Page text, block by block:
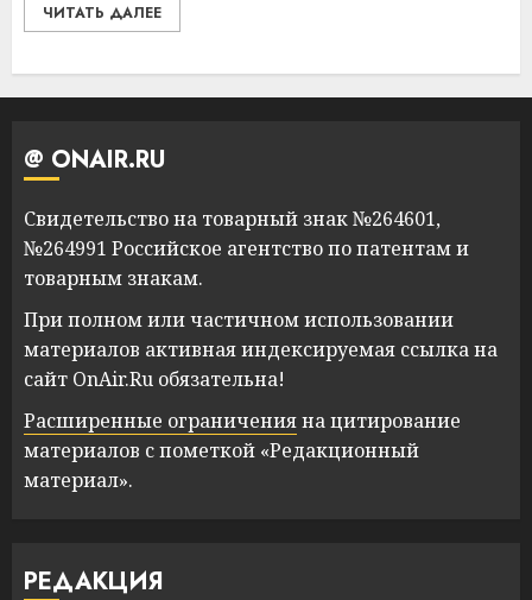
ЧИТАТЬ ДАЛЕЕ
@ ONAIR.RU
Свидетельство на товарный знак №264601,
№264991 Российское агентство по патентам и
товарным знакам.
При полном или частичном использовании
материалов активная индексируемая ссылка на
сайт OnAir.Ru обязательна!
Расширенные ограниченияна цитирование
материалов с пометкой «Редакционный
материал».
РЕДАКЦИЯ